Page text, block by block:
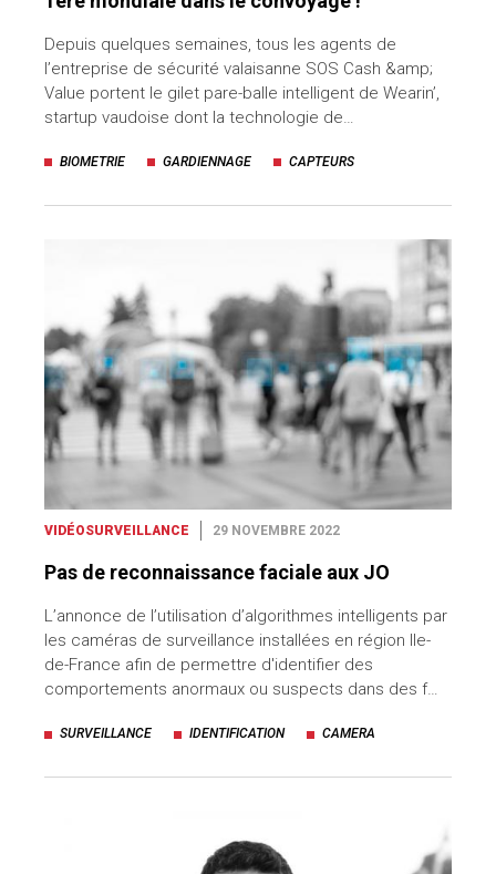
Depuis quelques semaines, tous les agents de
l’entreprise de sécurité valaisanne SOS Cash &amp;
Value portent le gilet pare-balle intelligent de Wearin’,
startup vaudoise dont la technologie de…
BIOMETRIE GARDIENNAGE CAPTEURS
VIDÉOSURVEILLANCE 29 NOVEMBRE 2022
Pas de reconnaissance faciale aux JO
L’annonce de l’utilisation d’algorithmes intelligents par
les caméras de surveillance installées en région Ile-
de-France afin de permettre d'identifier des
comportements anormaux ou suspects dans des f…
SURVEILLANCE IDENTIFICATION CAMERA